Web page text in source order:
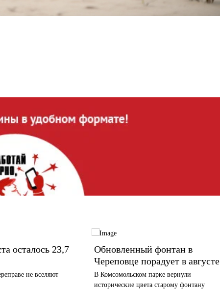
осталось 23,7
не вселяют
Обновленный фонтан в
Череповце порадует в августе
В Комсомольском парке вернули
исторические цвета старому фонтану